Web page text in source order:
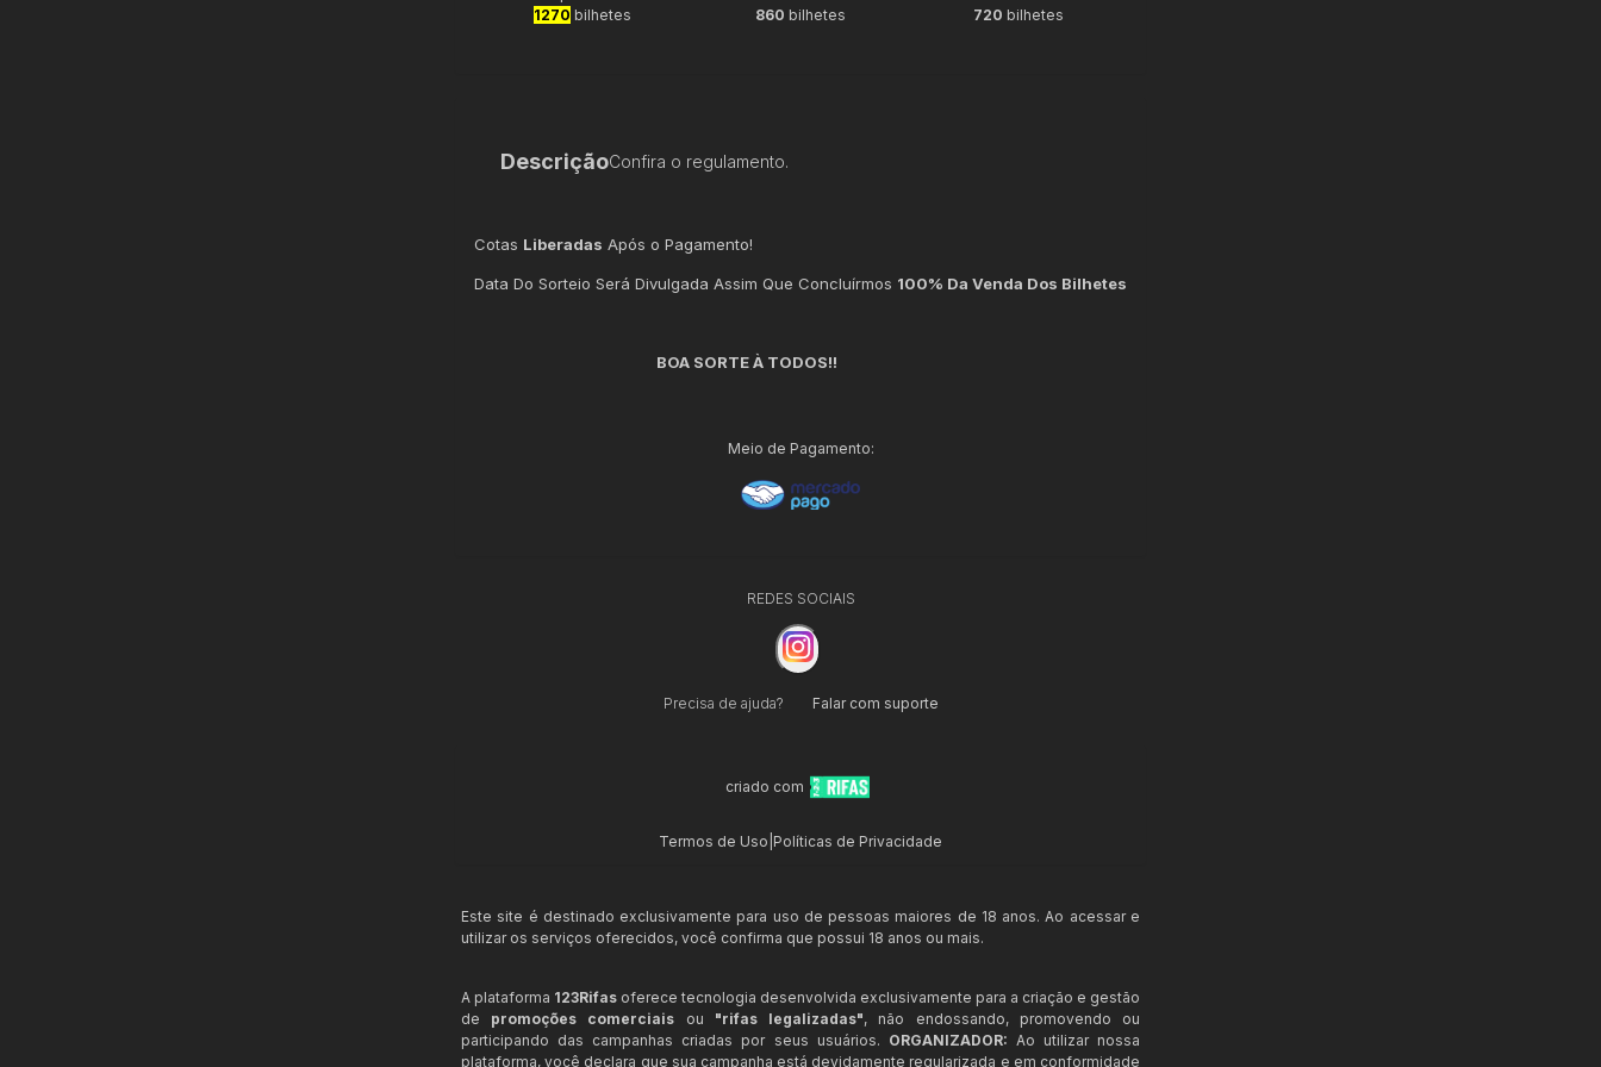
1270 bilhetes
860 bilhetes
720 bilhetes
DescriçãoConfira o regulamento.
Cotas Liberadas Após o Pagamento!
Data Do Sorteio Será Divulgada Assim Que Concluírmos 100% Da Venda Dos Bilhetes
BOA SORTE À TODOS!!
Meio de Pagamento:
REDES SOCIAIS
Precisa de ajuda? Falar com suporte
criado com
Termos de Uso Políticas de Privacidade
Este site é destinado exclusivamente para uso de pessoas maiores de 18 anos. Ao acessar e
utilizar os serviços oferecidos, você confirma que possui 18 anos ou mais.
A plataforma 123Rifas oferece tecnologia desenvolvida exclusivamente para a criação e gestão
de promoções comerciais ou "rifas legalizadas", não endossando, promovendo ou
participando das campanhas criadas por seus usuários. ORGANIZADOR: Ao utilizar nossa
plataforma, você declara que sua campanha está devidamente regularizada e em conformidade